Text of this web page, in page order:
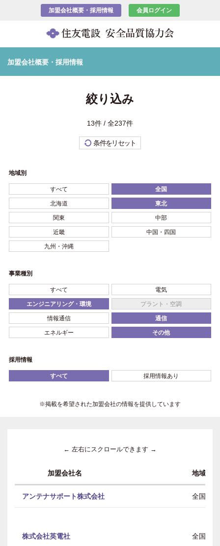
加盟会社概要・採用情報 会員ログイン
加盟会社概要・採用情報
絞り込み
13件 / 全237件
条件をリセット
地域別
すべて 全国
北海道 東北
関東 中部
近畿 中国・四国
九州・沖縄
事業種別
すべて 電気
エンジニアリング・環境 プラント・空調
情報通信 通信
エネルギー その他
採用情報
すべて 採用情報あり
※掲載を希望された加盟会社の情報を提供しています
← 左右にスクロールできます →
加盟会社名 地域
アンテナサポート株式会社 全国
株式会社英電社 全国